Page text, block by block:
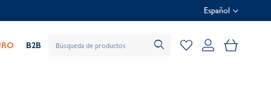
Español
B2B Mi cesta